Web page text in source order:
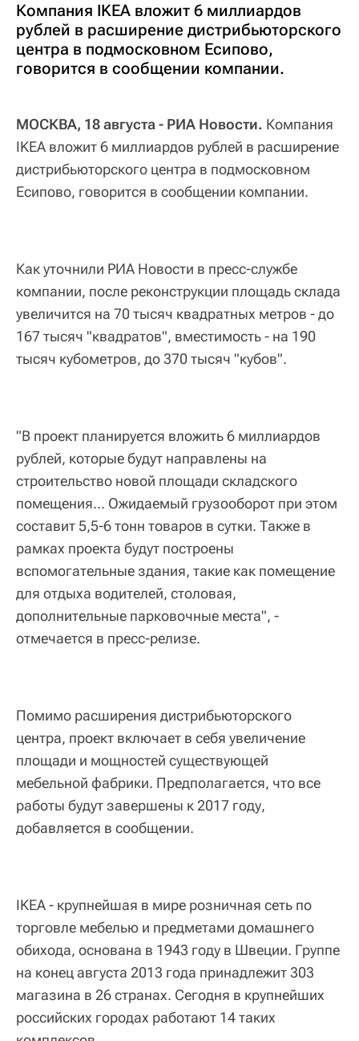
Компания IKEA вложит 6 миллиардов
рублей в расширение дистрибьюторского
центра в подмосковном Есипово,
говорится в сообщении компании.
МОСКВА, 18 августа - РИА Новости. Компания
IKEA вложит 6 миллиардов рублей в расширение
дистрибьюторского центра в подмосковном
Есипово, говорится в сообщении компании.
Как уточнили РИА Новости в пресс-службе
компании, после реконструкции площадь склада
увеличится на 70 тысяч квадратных метров - до
167 тысяч "квадратов", вместимость - на 190
тысяч кубометров, до 370 тысяч "кубов".
"В проект планируется вложить 6 миллиардов
рублей, которые будут направлены на
строительство новой площади складского
помещения... Ожидаемый грузооборот при этом
составит 5,5-6 тонн товаров в сутки. Также в
рамках проекта будут построены
вспомогательные здания, такие как помещение
для отдыха водителей, столовая,
дополнительные парковочные места", -
отмечается в пресс-релизе.
Помимо расширения дистрибьюторского
центра, проект включает в себя увеличение
площади и мощностей существующей
мебельной фабрики. Предполагается, что все
работы будут завершены к 2017 году,
добавляется в сообщении.
IKEA - крупнейшая в мире розничная сеть по
торговле мебелью и предметами домашнего
обихода, основана в 1943 году в Швеции. Группе
на конец августа 2013 года принадлежит 303
магазина в 26 странах. Сегодня в крупнейших
российских городах работают 14 таких